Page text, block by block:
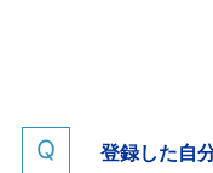
登録した自